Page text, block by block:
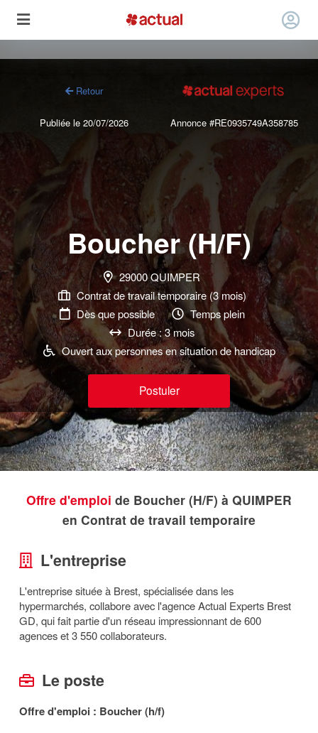
Retour
Publiée le 20/07/2026 Annonce #RE0935749A358785
Boucher (H/F)
29000 QUIMPER
Contrat de travail temporaire (3 mois)
Dès que possible
Temps plein
Durée : 3 mois
Ouvert aux personnes en situation de handicap
Postuler
Offre d'emploi de Boucher (H/F) à QUIMPER
en Contrat de travail temporaire
L'entreprise
L'entreprise située à Brest, spécialisée dans les
hypermarchés, collabore avec l'agence Actual Experts Brest
GD, qui fait partie d'un réseau impressionnant de 600
agences et 3 550 collaborateurs.
Le poste
Offre d'emploi : Boucher (h/f)